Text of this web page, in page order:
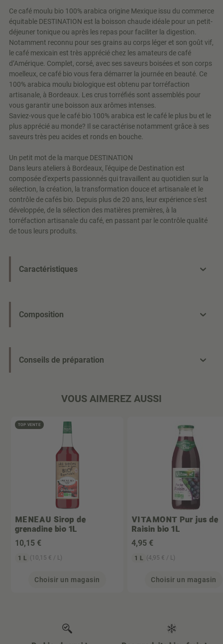
Ce café moulu bio 100% arabica origine Mexique issu du commerce
équitable DESTINATION est la boisson chaude idéale pour un petit-
déjeuner tonique ou après les repas pour faciliter la digestion.
Notamment reconnu pour ses grains au corps léger et son goût vif,
le café mexicain est très apprécié chez les amateurs de café
d’Amérique. Complet, corsé, avec ses saveurs boisées et son corps
moelleux, ce café bio vous fera démarrer la journée en beauté. Ce
100% arabica moulu biologique est obtenu par torréfaction
artisanale, à Bordeaux. Les crus torréfiés sont assemblés pour
vous garantir une boisson aux arômes intenses.
Saviez-vous que le café bio 100% arabica est le café le plus bu et le
plus apprécié au monde? Il se caractérise notamment grâce à ses
saveurs très peu acides et ronds en bouche.
Un petit mot de la marque DESTINATION
Dans leurs ateliers à Bordeaux, l'équipe de Destination est
composée d'experts passionnés qui travaillent au quotidien sur la
sélection, la création, la transformation douce et artisanale et le
contrôle de cafés bio. Depuis plus de 20 ans, leur expérience s'est
développée, de la sélection des matières premières, à la
torréfaction artisanale du café, en passant par le contrôle qualité
de tous leurs produits.
Caractéristiques
Composition
Conseils de préparation
VOUS AIMEREZ AUSSI
TOP VENTE
MENEAU Sirop de
grenadine bio 1L
10,15 €
1 L (10,15 € / L)
Choisir un magasin
VITAMONT Pur jus de
Raisin bio 1L
4,95 €
1 L (4,95 € / L)
Choisir un magasin